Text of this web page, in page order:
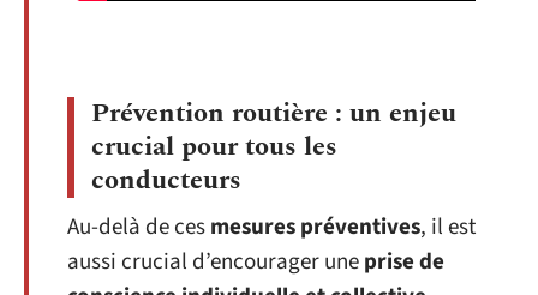
Prévention routière : un enjeu
crucial pour tous les
conducteurs
Au-delà de cesmesures préventives, il est
aussi crucial d’encourager uneprise de